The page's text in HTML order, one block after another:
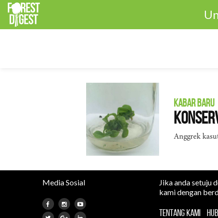
KABAR BARU
Anggrek
Media Sosial
Jika anda setuju
kami dengan
TENTANG KAMI